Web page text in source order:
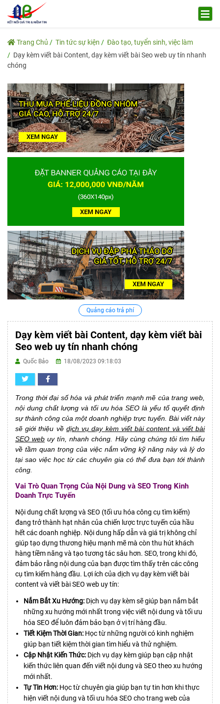
Trang Chủ Tin tức sự kiện
Đào tạo, tuyển sinh, việc làm
Dạy kèm viết bài Content, dạy kèm viết bài Seo web uy tín nhanh
chóng
Quảng cáo trả phí
Dạy kèm viết bài Content, dạy kèm viết bài
Seo web uy tín nhanh chóng
Quốc Bảo 18/08/2023 09:18:03
Trong thời đại số hóa và phát triển mạnh mẽ của trang web,
nội dung chất lượng và tối ưu hóa SEO là yếu tố quyết định
sự thành công của một doanh nghiệp trực tuyến. Bài viết này
sẽ giới thiệu về dịch vụ dạy kèm viết bài content và viết bài
SEO web uy tín, nhanh chóng. Hãy cùng chúng tôi tìm hiểu
về tầm quan trọng của việc nắm vững kỹ năng này và lý do
tại sao việc học từ các chuyên gia có thể đưa bạn tới thành
công.
Vai Trò Quan Trọng Của Nội Dung và SEO Trong Kinh
Doanh Trực Tuyến
Nội dung chất lượng và SEO (tối ưu hóa công cụ tìm kiếm)
đang trở thành hạt nhân của chiến lược trực tuyến của hầu
hết các doanh nghiệp. Nội dung hấp dẫn và giá trị không chỉ
giúp tạo dựng thương hiệu mạnh mẽ mà còn thu hút khách
hàng tiềm năng và tạo tương tác sâu hơn. SEO, trong khi đó,
đảm bảo rằng nội dung của bạn được tìm thấy trên các công
cụ tìm kiếm hàng đầu. Lợi ích của dịch vụ dạy kèm viết bài
content và viết bài SEO web uy tín:
Nắm Bắt Xu Hướng: Dịch vụ dạy kèm sẽ giúp bạn nắm bắt
những xu hướng mới nhất trong việc viết nội dung và tối ưu
hóa SEO để luôn đảm bảo bạn ở vị trí hàng đầu.
Tiết Kiệm Thời Gian: Học từ những người có kinh nghiệm
giúp bạn tiết kiệm thời gian tìm hiểu và thử nghiệm.
Cập Nhật Kiến Thức: Dịch vụ dạy kèm giúp bạn cập nhật
kiến thức liên quan đến viết nội dung và SEO theo xu hướng
mới nhất.
Tự Tin Hơn: Học từ chuyên gia giúp bạn tự tin hơn khi thực
hiện viết nội dung và tối ưu hóa SEO cho trang web của